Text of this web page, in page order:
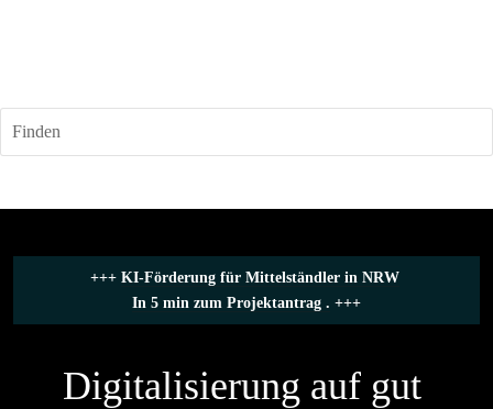
Finden
+++ KI-Förderung für Mittelständler in NRW
In 5 min zum Projektantrag . +++
Digitalisierung auf gut